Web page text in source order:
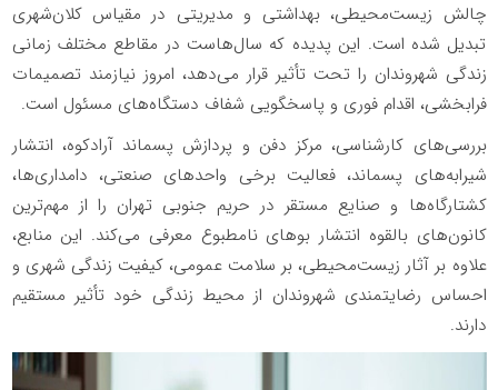
چالش زیست‌محیطی، بهداشتی و مدیریتی در مقیاس کلان‌شهری
تبدیل شده است. این پدیده که سال‌هاست در مقاطع مختلف زمانی
زندگی شهروندان را تحت تأثیر قرار می‌دهد، امروز نیازمند تصمیمات
فرابخشی، اقدام فوری و پاسخگویی شفاف دستگاه‌های مسئول است.
بررسی‌های کارشناسی، مرکز دفن و پردازش پسماند آرادکوه، انتشار
شیرابه‌های پسماند، فعالیت برخی واحدهای صنعتی، دامداری‌ها،
کشتارگاه‌ها و صنایع مستقر در حریم جنوبی تهران را از مهم‌ترین
کانون‌های بالقوه انتشار بوهای نامطبوع معرفی می‌کند. این منابع،
علاوه بر آثار زیست‌محیطی، بر سلامت عمومی، کیفیت زندگی شهری و
احساس رضایتمندی شهروندان از محیط زندگی خود تأثیر مستقیم
دارند.